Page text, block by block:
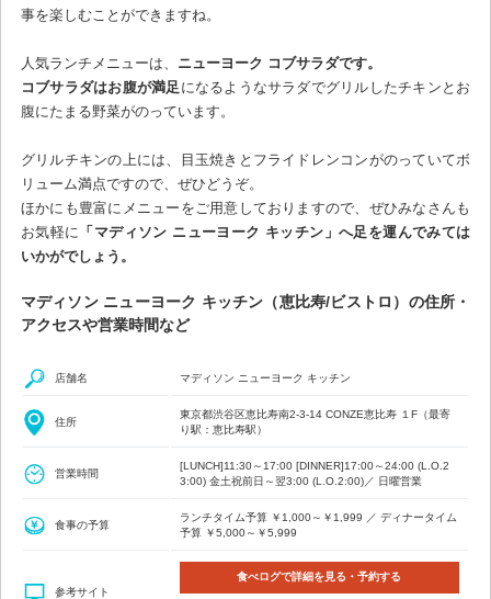
事を楽しむことができますね。
人気ランチメニューは、 ニューヨーク コブサラダです。
コブサラダはお腹が満足 になるようなサラダでグリルしたチキンとお
腹にたまる野菜がのっています。
グリルチキンの上には、目玉焼きとフライドレンコンがのっていてボ
リューム満点ですので、ぜひどうぞ。
ほかにも豊富にメニューをご用意しておりますので、ぜひみなさんも
お気軽に 「マディソン ニューヨーク キッチン」へ足を運んでみては
いかがでしょう。
マディソン ニューヨーク キッチン（恵比寿/ビストロ）の住所・
アクセスや営業時間など
店舗名 マディソン ニューヨーク キッチン
住所
東京都渋谷区恵比寿南2-3-14 CONZE恵比寿 １F（最寄
り駅：恵比寿駅）
営業時間
[LUNCH]11:30～17:00 [DINNER]17:00～24:00 (L.O.2
3:00) 金土祝前日～翌3:00 (L.O.2:00)／ 日曜営業
食事の予算
ランチタイム予算 ￥1,000～￥1,999 ／ ディナータイム
予算 ￥5,000～￥5,999
参考サイト
食べログで詳細を見る・予約する